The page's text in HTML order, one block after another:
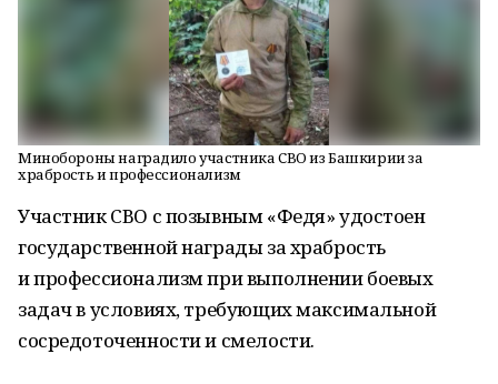
Минобороны наградило участника СВО из Башкирии за
храбрость и профессионализм
Участник СВО с позывным «Федя» удостоен
государственной награды за храбрость
и профессионализм при выполнении боевых
задач в условиях, требующих максимальной
сосредоточенности и смелости.